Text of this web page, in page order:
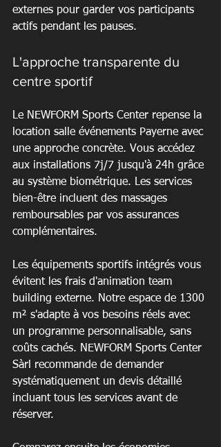
externes pour garder vos participants
actifs pendant les pauses.
L'approche transparente du
centre sportif
Le NEWFORM Sports Center repense la
location salle événements Payerne avec
une approche concrète. Vous accédez
aux installations 7j/7 jusqu'à 24h grâce
au système biométrique. Les services
bien-être incluent des massages
remboursables par vos assurances
complémentaires.
Les équipements sportifs intégrés vous
évitent les frais d'animation team
building externe. Notre espace de 1300
m² s'adapte à vos besoins réels avec
un programme personnalisable, sans
coûts cachés. NEWFORM Sports Center
Sàrl recommande de demander
systématiquement un devis détaillé
incluant tous les services avant de
réserver.